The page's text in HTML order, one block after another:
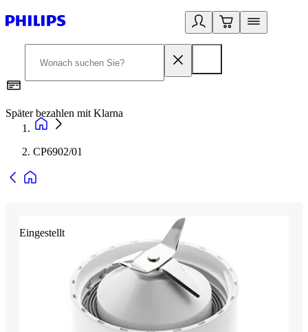
Später bezahlen mit Klarna
CP6902/01
Eingestellt